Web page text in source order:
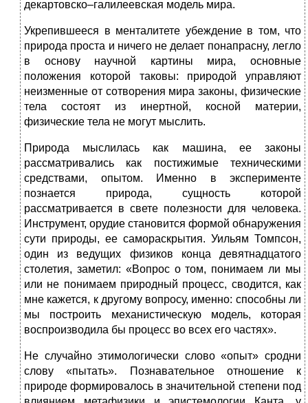
декартовско–галилеевская модель мира.
Укрепившееся в менталитете убеждение в том, что
природа проста и ничего не делает понапрасну, легло
в основу научной картины мира, основные
положения которой таковы: природой управляют
неизменные от сотворения мира законы, физические
тела состоят из инертной, косной материи,
физические тела не могут мыслить.
Природа мыслилась как машина, ее законы
рассматривались как постижимые техническими
средствами, опытом. Именно в эксперименте
познается природа, сущность которой
рассматривается в свете полезности для человека.
Инструмент, орудие становится формой обнаружения
сути природы, ее самораскрытия. Уильям Томпсон,
один из ведущих физиков конца девятнадцатого
столетия, заметил: «Вопрос о том, понимаем ли мы
или не понимаем природный процесс, сводится, как
мне кажется, к другому вопросу, именно: способны ли
мы построить механистическую модель, которая
воспроизводила бы процесс во всех его частях».
Не случайно этимологически слово «опыт» сродни
слову «пытать». Познавательное отношение к
природе формировалось в значительной степени под